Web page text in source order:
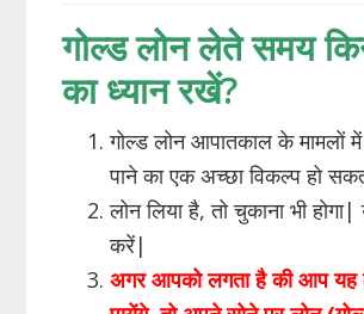
गोल्ड लोन लेते समय
का ध्यान रखें?
गोल्ड लोन आपातकाल के मामलों
पाने का एक अच्छा विकल्प हो
लोन लिया है, तो चुकाना भी
करें|
अगर आपको लगता है की आप यह